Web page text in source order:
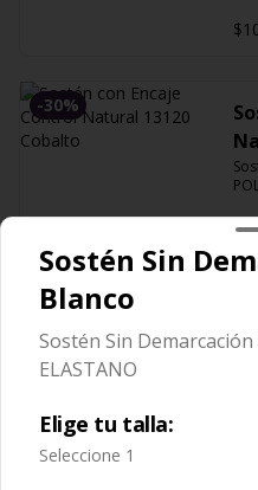
-30%
Sostén Sin
Blanco
Sostén Sin Demarcación
ELASTANO
Elige tu talla:
Seleccione 1